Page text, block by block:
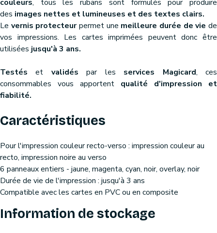
couleurs, tous les rubans sont formulés pour produire
des images nettes et lumineuses et des textes clairs.
Le vernis protecteurpermet une meilleure durée de vie de
vos impressions. Les cartes imprimées peuvent donc être
utilisées jusqu'à 3 ans.
Testés et validés par les services Magicard, ces
consommables vous apportent qualité d'impression et
fiabilité.
Caractéristiques
Pour l'impression couleur recto-verso : impression couleur au
recto, impression noire au verso
6 panneaux entiers - jaune, magenta, cyan, noir, overlay, noir
Durée de vie de l'impression : jusqu'à 3 ans
Compatible avec les cartes en PVC ou en composite
Information de stockage